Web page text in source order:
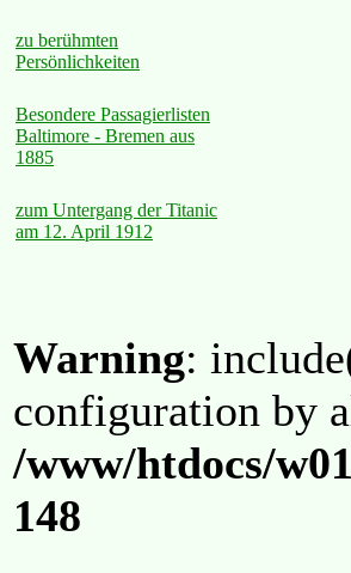
zu berühmten
Persönlichkeiten
Besondere Passagierlisten
Baltimore - Bremen aus
1885
zum Untergang der Titanic
am 12. April 1912
Warning:
configuration by
/www/htdocs/
148